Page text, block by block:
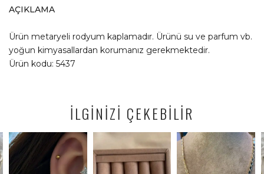
AÇIKLAMA
Ürün metaryeli rodyum kaplamadır. Ürünü su ve parfum vb.
yoğun kimyasallardan korumanız gerekmektedir.
Ürün kodu: 5437
İLGİNİZİ ÇEKEBİLİR